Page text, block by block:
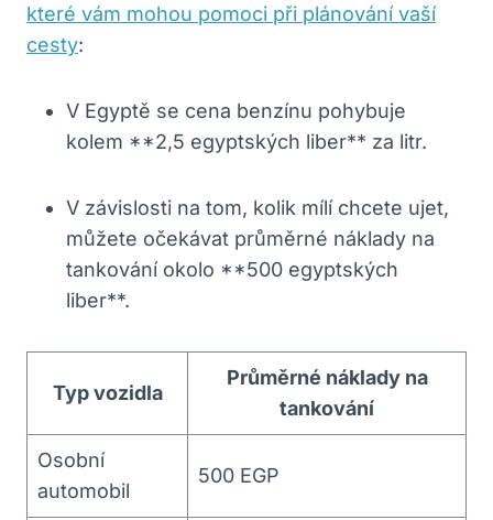
které vám mohou pomoci při plánování vaší
cesty:
V Egyptě se cena benzínu pohybuje
kolem **2,5 egyptských liber** za litr.
V závislosti na tom, kolik mílí chcete ujet,
můžete očekávat průměrné náklady na
tankování okolo **500 egyptských
liber**.
Typ vozidla
Průměrné náklady na
tankování
Osobní
automobil
500 EGP